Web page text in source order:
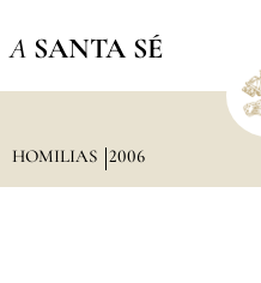
A SANTA SÉ
HOMILIAS 2006